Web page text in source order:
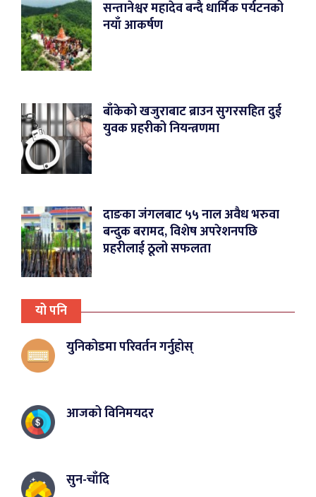
सन्तानेश्वर महादेव बन्दै धार्मिक पर्यटनको
नयाँ आकर्षण
बाँकेको खजुराबाट ब्राउन सुगरसहित दुई
युवक प्रहरीको नियन्त्रणमा
दाङका जंगलबाट ५५ नाल अवैध भरुवा
बन्दुक बरामद, विशेष अपरेशनपछि
प्रहरीलाई ठूलो सफलता
यो पनि
युनिकोडमा परिवर्तन गर्नुहोस्
आजको विनिमयदर
सुन-चाँदि